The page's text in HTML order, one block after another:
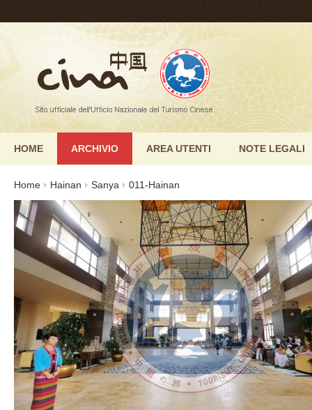
HOME ARCHIVIO AREA UTENTI NOTE LEGALI
Home Hainan Sanya 011-Hainan